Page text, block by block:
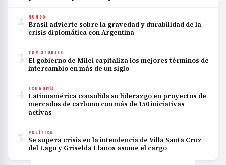
2 MUNDO
Brasil advierte sobre la gravedad y durabilidad de la
crisis diplomática con Argentina
3 TOP STORIES
El gobierno de Milei capitaliza los mejores términos de
intercambio en más de un siglo
4 ECONOMÍA
Latinoamérica consolida su liderazgo en proyectos de
mercados de carbono con más de 150 iniciativas
activas
5 POLÍTICA
Se supera crisis en la intendencia de Villa Santa Cruz
del Lago y Griselda Llanos asume el cargo